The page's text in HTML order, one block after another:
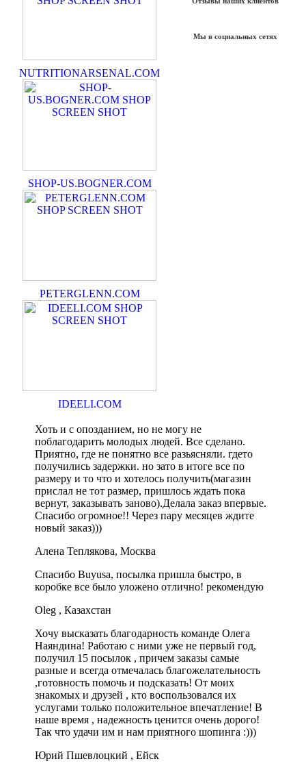
NUTRITIONARSENAL.COM
SHOP-US.BOGNER.COM
PETERGLENN.COM
IDEELI.COM
Мы в социальных сетях
Хоть и с опозданием, но не могу не
поблагодарить молодых людей. Все сделано.
Приятно, где не понятно все разьясняли. гдето
получились задержки. но зато в итоге все по
размеру и то что и хотелось получить(магазин
прислал не тот размер, пришлось ждать пока
вернут, заказывать заново).Делала заказ впервые.
Спасибо огромное!! Через пару месяцев ждите
новый заказ)))
Алена Теплякова, Москва
Спасибо Buyusa, посылка пришла быстро, в
коробке все было уложено отлично! рекомендую
Oleg , Казахстан
Хочу высказать благодарность команде Олега
Наяндина! Работаю с ними уже не первый год,
получил 15 посылок , причем заказы самые
разные и всегда отмечалась благожелательность
,готовность помочь и подсказать! От моих
знакомых и друзей , кто воспользовался их
услугами только положительное впечатление! В
наше время , надежность ценится очень дорого!
Так что удачи им и нам приятного шопинга :)))
Юрий Пшевлоцкий , Ейск